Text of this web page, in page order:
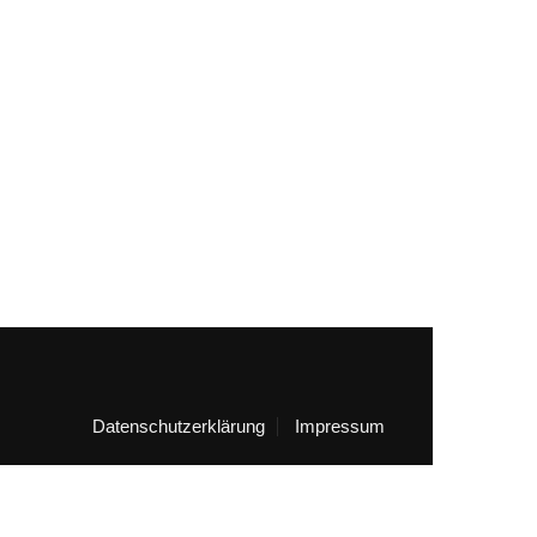
Datenschutzerklärung Impressum